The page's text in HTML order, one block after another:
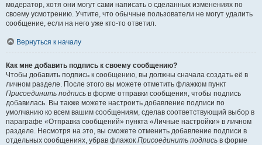
модератор, хотя они могут сами написать о сделанных изменениях по
своему усмотрению. Учтите, что обычные пользователи не могут удалить
сообщение, если на него уже кто-то ответил.
Вернуться к началу
Как мне добавить подпись к своему сообщению?
Чтобы добавить подпись к сообщению, вы должны сначала создать её в
личном разделе. После этого вы можете отметить флажком пункт
Присоединить подпись в форме отправки сообщения, чтобы подпись
добавилась. Вы также можете настроить добавление подписи по
умолчанию ко всем вашим сообщениям, сделав соответствующий выбор в
параграфе «Отправка сообщений» пункта «Личные настройки» в личном
разделе. Несмотря на это, вы сможете отменить добавление подписи в
отдельных сообщениях, убрав флажок Присоединить подпись в форме